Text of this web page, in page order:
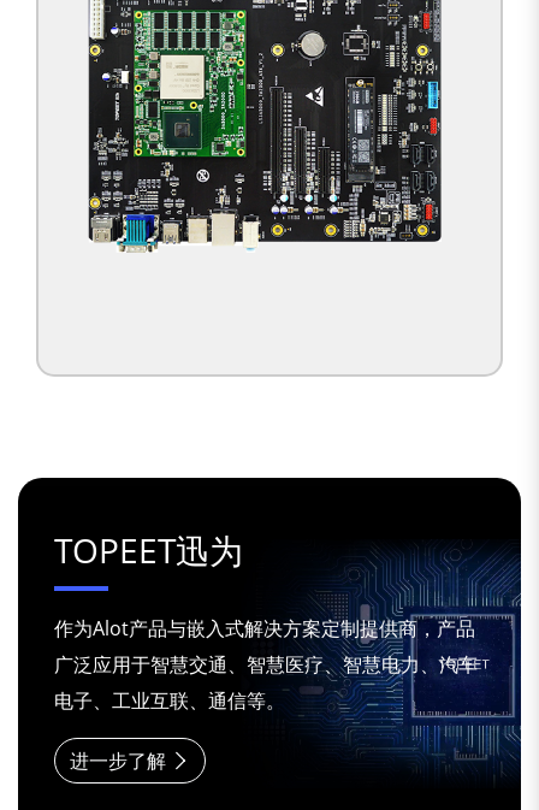
TOPEET迅为
作为Alot产品与嵌入式解决方案定制提供商，产品
广泛应用于智慧交通、智慧医疗、智慧电力、汽车
电子、工业互联、通信等。
进一步了解